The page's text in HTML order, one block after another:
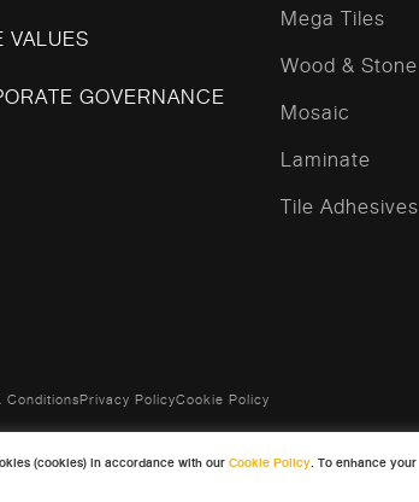
VALUES
GOVERNANCE
Mega Tiles
Wood & Stone
Mosaic
Laminate
Tile Adhesives
ConditionsPrivacy PolicyCookie Policy
(cookies) in accordance with ourCookie Policy. To enhance your